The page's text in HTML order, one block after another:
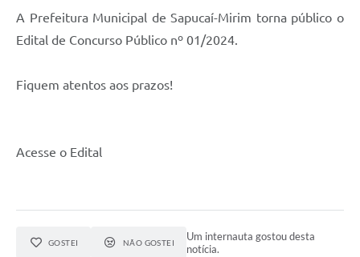
A Prefeitura Municipal de Sapucaí-Mirim torna público o
Edital de Concurso Público nº 01/2024.
Fiquem atentos aos prazos!
Acesse o Edital
GOSTEI NÃO GOSTEI
Um internauta gostou desta
notícia.